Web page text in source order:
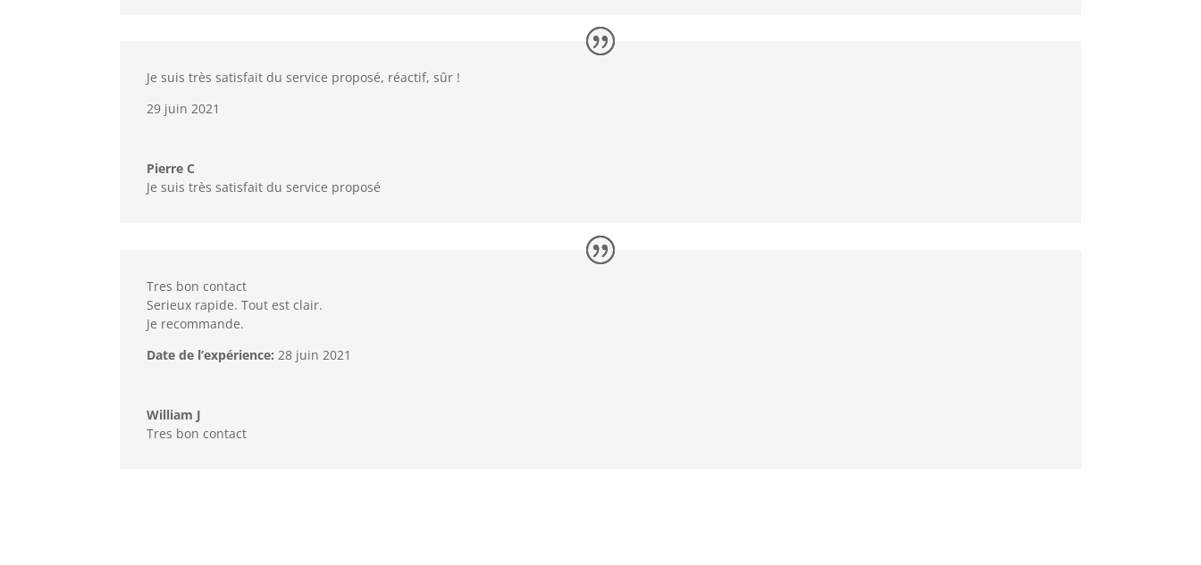
Je suis très satisfait du service proposé, réactif, sûr !
29 juin 2021
Pierre C
Je suis très satisfait du service proposé
Tres bon contact
Serieux rapide. Tout est clair.
Je recommande.
Date de l’expérience: 28 juin 2021
William J
Tres bon contact